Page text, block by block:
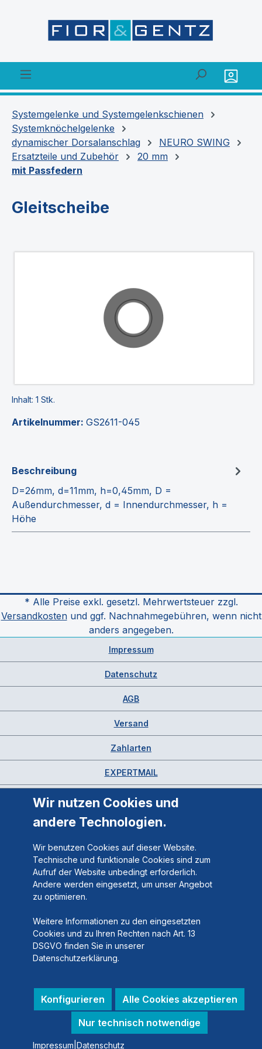
Systemgelenke und Systemgelenkschienen
Systemknöchelgelenke
dynamischer Dorsalanschlag
NEURO SWING
Ersatzteile und Zubehör
20 mm
mit Passfedern
Gleitscheibe
Inhalt: 1 Stk.
Artikelnummer: GS2611-045
Beschreibung
D=26mm, d=11mm, h=0,45mm, D =
Außendurchmesser, d = Innendurchmesser, h =
Höhe
* Alle Preise exkl. gesetzl. Mehrwertsteuer zzgl.
Versandkostenund ggf. Nachnahmegebühren, wenn nicht
anders angegeben.
Impressum
Datenschutz
AGB
Versand
Zahlarten
EXPERTMAIL
Wir nutzen Cookies und
andere Technologien.
Wir benutzen Cookies auf dieser Website.
Technische und funktionale Cookies sind zum
Aufruf der Website unbedingt erforderlich.
Andere werden eingesetzt, um unser Angebot
zu optimieren.
Weitere Informationen zu den eingesetzten
Cookies und zu Ihren Rechten nach Art. 13
DSGVO finden Sie in unserer
Datenschutzerklärung.
Konfigurieren
Alle Cookies akzeptieren
Nur technisch notwendige
Impressum Datenschutz